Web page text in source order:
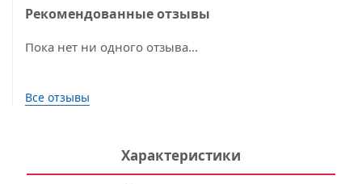
Рекомендованные отзывы
Пока нет ни одного отзыва...
Все отзывы
Характеристики